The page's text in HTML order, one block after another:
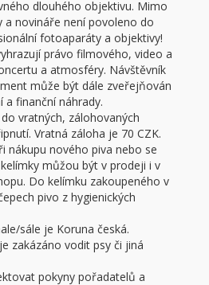
dlouhého objektivu. Mimo
novináře není povoleno do
fotoaparáty a objektivy!
právo filmového, video a
a atmosféry. Návštěvník
může být dále zveřejňován
a finanční náhrady.
vratných, zálohovaných
Vratná záloha je 70 CZK.
nákupu nového piva nebo se
můžou být v prodeji i v
Do kelímku zakoupeného v
pivo z hygienických
sále je Koruna česká.
zakázáno vodit psy či jiná
pokyny pořadatelů a